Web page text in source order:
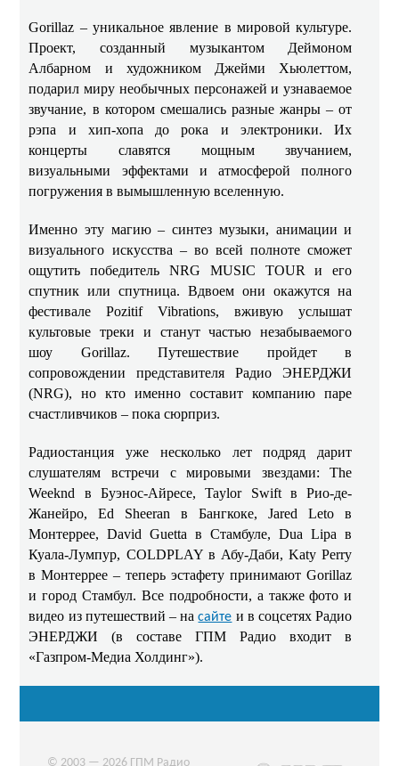
Gorillaz – уникальное явление в мировой культуре.
Проект, созданный музыкантом Деймоном
Албарном и художником Джейми Хьюлеттом,
подарил миру необычных персонажей и узнаваемое
звучание, в котором смешались разные жанры – от
рэпа и хип-хопа до рока и электроники. Их
концерты славятся мощным звучанием,
визуальными эффектами и атмосферой полного
погружения в вымышленную вселенную.
Именно эту магию – синтез музыки, анимации и
визуального искусства – во всей полноте сможет
ощутить победитель NRG MUSIC TOUR и его
спутник или спутница. Вдвоем они окажутся на
фестивале Pozitif Vibrations, вживую услышат
культовые треки и станут частью незабываемого
шоу Gorillaz. Путешествие пройдет в
сопровождении представителя Радио ЭНЕРДЖИ
(NRG), но кто именно составит компанию паре
счастливчиков – пока сюрприз.
Радиостанция уже несколько лет подряд дарит
слушателям встречи с мировыми звездами: The
Weeknd в Буэнос-Айресе, Taylor Swift в Рио-де-
Жанейро, Ed Sheeran в Бангкоке, Jared Leto в
Монтеррее, David Guetta в Стамбуле, Dua Lipa в
Куала-Лумпур, COLDPLAY в Абу-Даби, Katy Perry
в Монтеррее – теперь эстафету принимают Gorillaz
и город Стамбул. Все подробности, а также фото и
видео из путешествий – насайте и в соцсетях Радио
ЭНЕРДЖИ (в составе ГПМ Радио входит в
«Газпром-Медиа Холдинг»).
© 2003 — 2026 ГПМ Радио